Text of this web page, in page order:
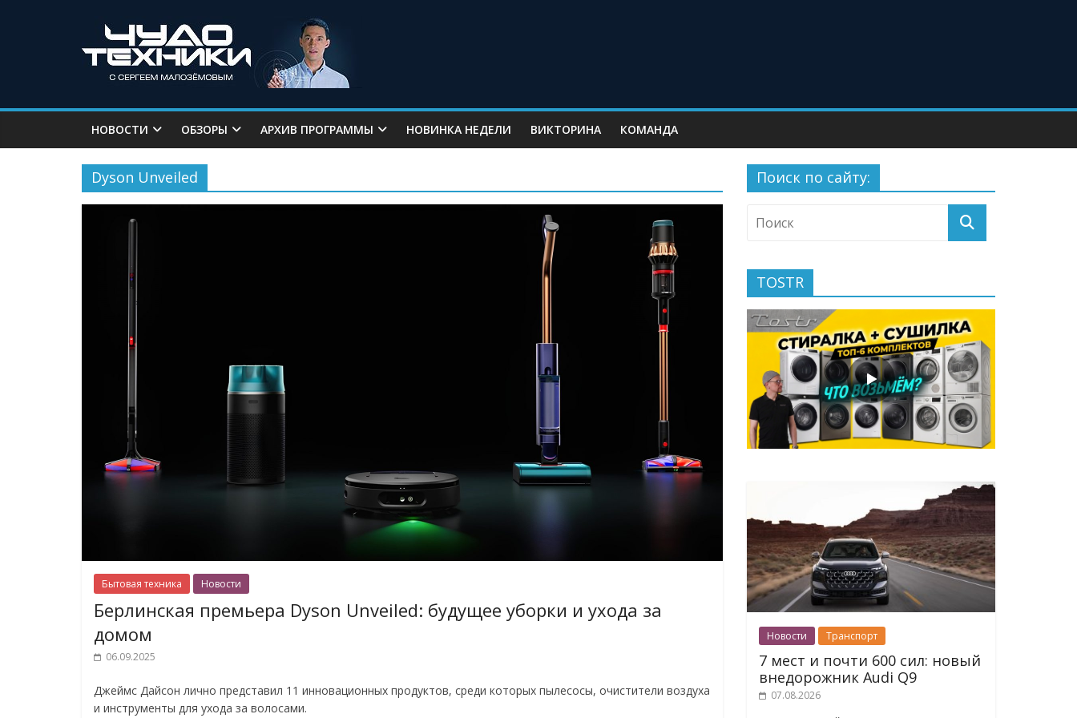
НОВОСТИ ОБЗОРЫ АРХИВ ПРОГРАММЫ НОВИНКА НЕДЕЛИ ВИКТОРИНА КОМАНДА
Dyson Unveiled
Бытовая техника Новости
Берлинская премьера Dyson Unveiled: будущее уборки и ухода за
домом
06.09.2025
Джеймс Дайсон лично представил 11 инновационных продуктов, среди которых пылесосы, очистители воздуха
и инструменты для ухода за волосами.
Поиск по сайту:
TOSTR
Новости Транспорт
7 мест и почти 600 сил: новый
внедорожник Audi Q9
07.08.2026